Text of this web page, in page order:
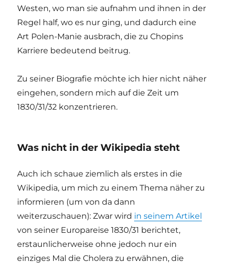
Westen, wo man sie aufnahm und ihnen in der
Regel half, wo es nur ging, und dadurch eine
Art Polen-Manie ausbrach, die zu Chopins
Karriere bedeutend beitrug.
Zu seiner Biografie möchte ich hier nicht näher
eingehen, sondern mich auf die Zeit um
1830/31/32 konzentrieren.
Was nicht in der Wikipedia steht
Auch ich schaue ziemlich als erstes in die
Wikipedia, um mich zu einem Thema näher zu
informieren (um von da dann
weiterzuschauen): Zwar wird in seinem Artikel
von seiner Europareise 1830/31 berichtet,
erstaunlicherweise ohne jedoch nur ein
einziges Mal die Cholera zu erwähnen, die